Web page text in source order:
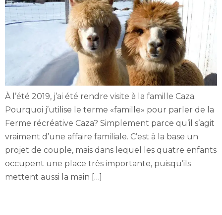
À l’été 2019, j’ai été rendre visite à la famille Caza.
Pourquoi j’utilise le terme «famille» pour parler de la
Ferme récréative Caza? Simplement parce qu’il s’agit
vraiment d’une affaire familiale. C’est à la base un
projet de couple, mais dans lequel les quatre enfants
occupent une place très importante, puisqu’ils
mettent aussi la main […]